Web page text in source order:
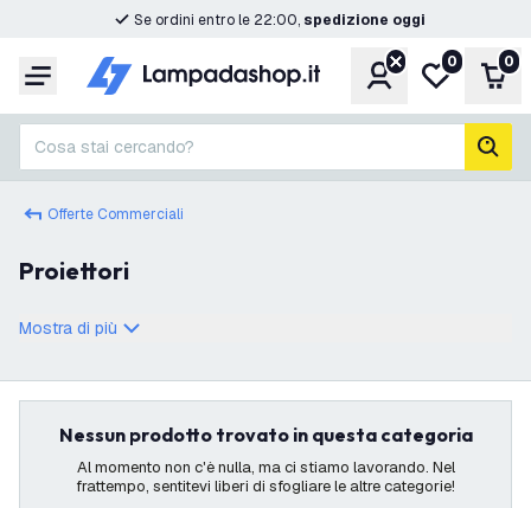
Se ordini entro le 22:00, spedizione oggi
Menu Account
Lista
0 0
Cosa stai cercando?
Offerte Commerciali
Proiettori
Mostra di più
Nessun prodotto trovato in questa categoria
Al momento non c'è nulla, ma ci stiamo lavorando. Nel
frattempo, sentitevi liberi di sfogliare le altre categorie!